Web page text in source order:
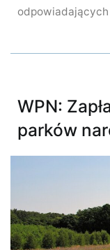
WPN:
parków